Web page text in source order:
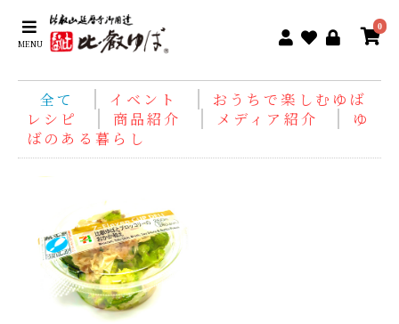
MENU
0
全て イベント
おうちで楽しむゆば
レシピ
商品紹介 メディア紹介
ゆ
ばのある暮らし